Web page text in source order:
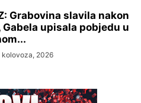
Grabovina slavila nakon
Gabela upisala pobjedu u
kolovoza, 2026